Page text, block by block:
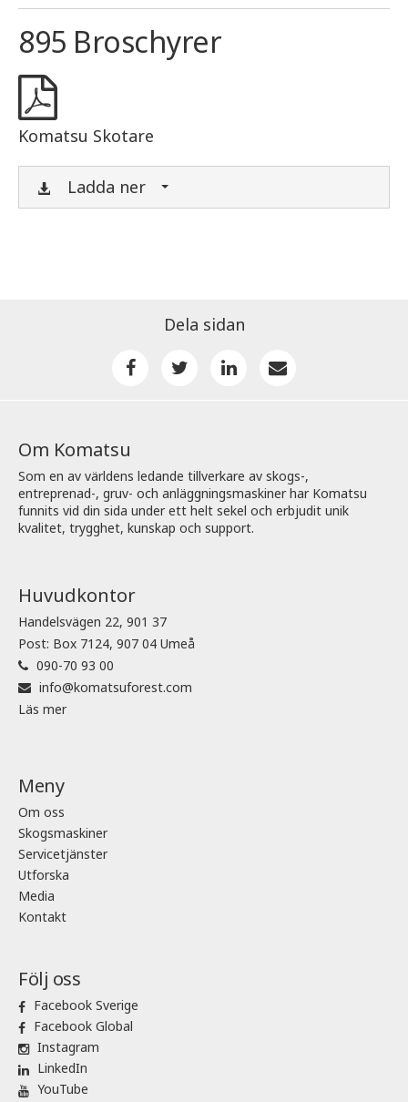
895 Broschyrer
Komatsu Skotare
Ladda ner
Dela sidan
Om Komatsu
Som en av världens ledande tillverkare av skogs-,
entreprenad-, gruv- och anläggningsmaskiner har Komatsu
funnits vid din sida under ett helt sekel och erbjudit unik
kvalitet, trygghet, kunskap och support.
Huvudkontor
Handelsvägen 22, 901 37
Post: Box 7124, 907 04 Umeå
090-70 93 00
info@komatsuforest.com
Läs mer
Meny
Om oss
Skogsmaskiner
Servicetjänster
Utforska
Media
Kontakt
Följ oss
Facebook Sverige
Facebook Global
Instagram
LinkedIn
YouTube